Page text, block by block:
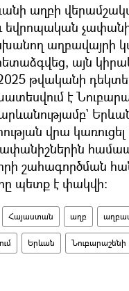
աղբի
եվրոպական
աղբավայրի
այն
թվականի
է
վրա կառուցել
շահագործման
պետք է փակվի։
Հայաստան աղբ
Երևան